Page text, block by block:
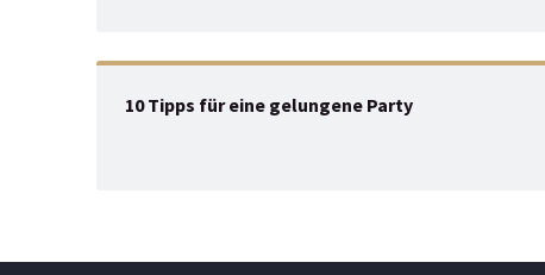
10 Tipps für eine gelungene Party